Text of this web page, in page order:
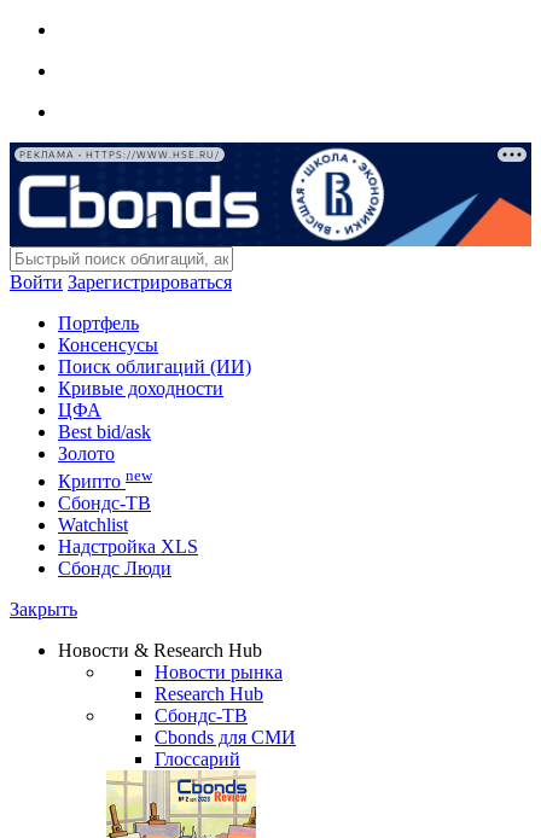
РЕКЛАМА • HTTPS://WWW.HSE.RU/
Войти Зарегистрироваться
Портфель
Консенсусы
Поиск облигаций (ИИ)
Кривые доходности
ЦФА
Best bid/ask
Золото
Крипто new
Сбондс-ТВ
Watchlist
Надстройка XLS
Сбондс Люди
Закрыть
Новости & Research Hub
Новости рынка
Research Hub
Сбондс-ТВ
Cbonds для СМИ
Глоссарий